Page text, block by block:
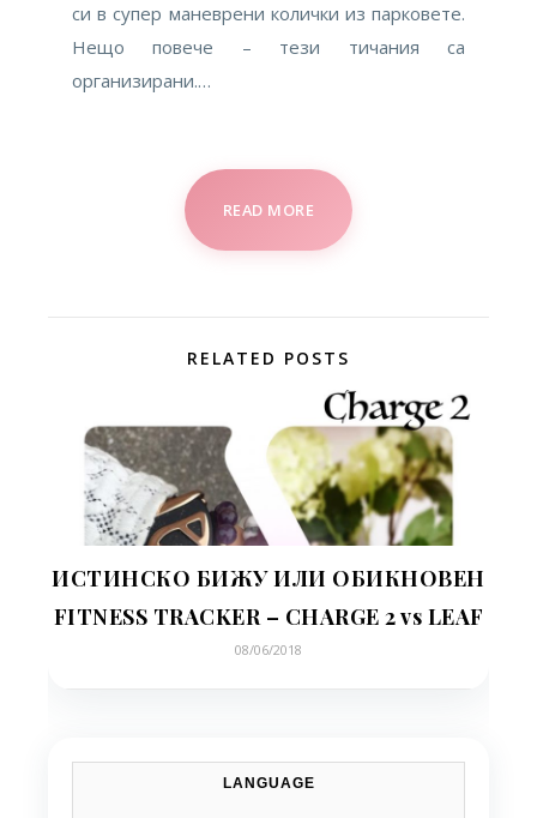
си в супер маневрени колички из парковете.
Нещо повече – тези тичания са
организирани.…
READ MORE
RELATED POSTS
ИСТИНСКО БИЖУ ИЛИ ОБИКНОВЕН
FITNESS TRACKER – CHARGE 2 vs LEAF
08/06/2018
LANGUAGE